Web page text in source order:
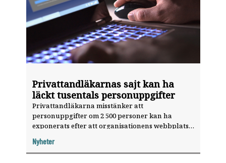
Privattandläkarnas sajt kan ha
läckt tusentals personuppgifter
Privattandläkarna misstänker att
personuppgifter om 2 500 personer kan ha
exponerats efter att organisationens webbplats
publiceringsverktyg.
Nyheter